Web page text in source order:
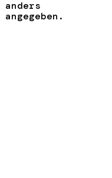
anders
angegeben.